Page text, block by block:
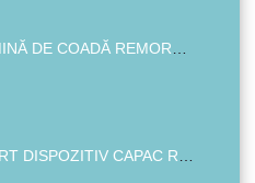
2 X LUMINĂ DE COADĂ REMORCA ,LUMINI DE FRÂNĂ STÂNGA DREAPTA BUS VAN 14 LED 12V
ANTIFURT DISPOZITIV CAPAC REZERVOR COMBUSTIBIL PENTRU CAMIOANE MAȘINI TRACTOARE EXCAVATOARE 80MM